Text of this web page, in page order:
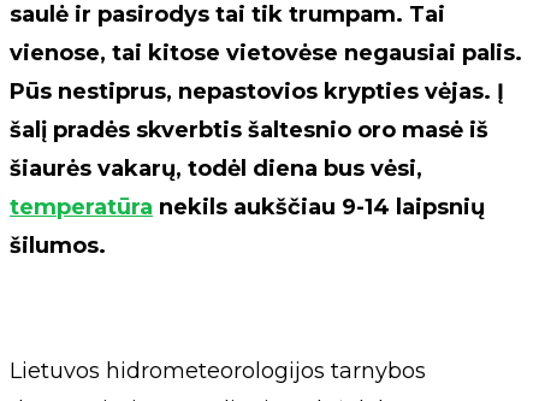
saulė ir pasirodys tai tik trumpam. Tai
vienose, tai kitose vietovėse negausiai palis.
Pūs nestiprus, nepastovios krypties vėjas. Į
šalį pradės skverbtis šaltesnio oro masė iš
šiaurės vakarų, todėl diena bus vėsi,
temperatūra nekils aukščiau 9-14 laipsnių
šilumos.
Lietuvos hidrometeorologijos tarnybos